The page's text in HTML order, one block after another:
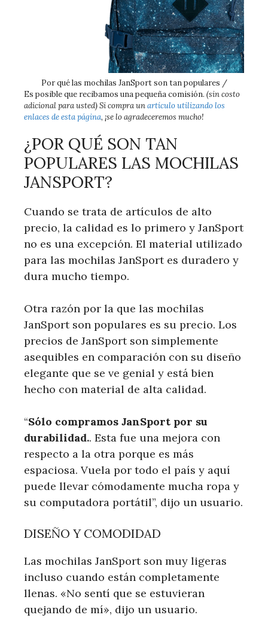
Por qué las mochilas JanSport son tan populares /
Es posible que recibamos una pequeña comisión. (sin costo
adicional para usted) Si compra unartículo utilizando los
enlaces de esta página, ¡se lo agradeceremos mucho!
¿POR QUÉ SON TAN
POPULARES LAS MOCHILAS
JANSPORT?
Cuando se trata de artículos de alto
precio, la calidad es lo primero y JanSport
no es una excepción. El material utilizado
para las mochilas JanSport es duradero y
dura mucho tiempo.
Otra razón por la que las mochilas
JanSport son populares es su precio. Los
precios de JanSport son simplemente
asequibles en comparación con su diseño
elegante que se ve genial y está bien
hecho con material de alta calidad.
“Sólo compramos JanSport por su
durabilidad.. Esta fue una mejora con
respecto a la otra porque es más
espaciosa. Vuela por todo el país y aquí
puede llevar cómodamente mucha ropa y
su computadora portátil”, dijo un usuario.
DISEÑO Y COMODIDAD
Las mochilas JanSport son muy ligeras
incluso cuando están completamente
llenas. «No sentí que se estuvieran
quejando de mí», dijo un usuario.